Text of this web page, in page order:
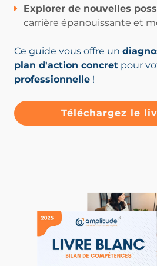
Explorer de nouvelles
carrière épanouissante et
Ce guide vous offre un
plan d'action concret pour
professionnelle !
Téléchargez le